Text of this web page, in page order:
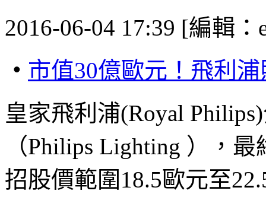
2016-06-04 17:39 [編輯：
‧ 市值30億歐元！飛利
皇家飛利浦(Royal
（Philips Lighting ），
招股價範圍18.5歐元至